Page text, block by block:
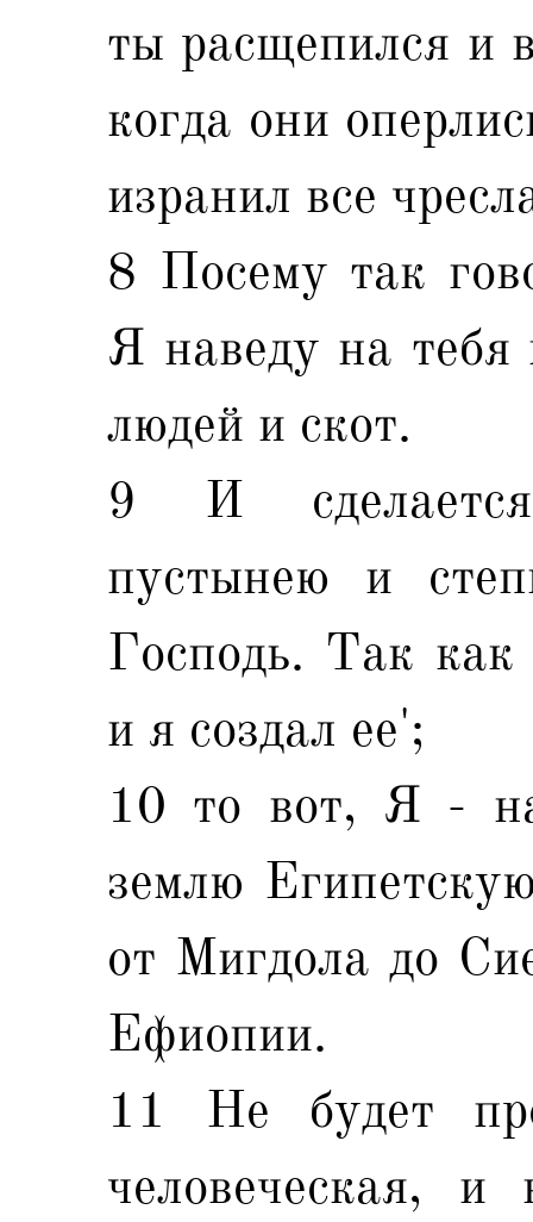
ты расщепился и
когда они
изранил все
8 Посему так
Я наведу на тебя
людей и скот.
9 И
пустынею и
Господь. Так
и я создал ее';
10 то вот, Я -
землю
от Мигдола до
Ефиопии.
11 Не будет
человеческая,